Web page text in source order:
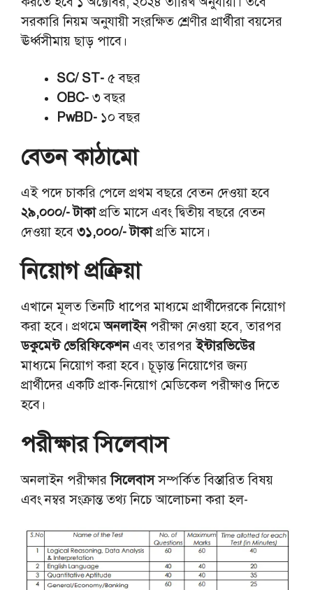
সরকারি নিয়ম অনুযায়ী সংরক্ষিত শ্রেণীর প্রার্থীরা বয়সের
ঊর্ধ্বসীমায় ছাড় পাবে।
SC/ ST- ৫ বছর
OBC- ৩ বছর
PwBD- ১০ বছর
বেতন কাঠামো
এই পদে চাকরি পেলে প্রথম বছরে বেতন দেওয়া হবে
২৯,০০০/- টাকাপ্রতি মাসে এবং দ্বিতীয় বছরে বেতন
দেওয়া হবে ৩১,০০০/- টাকাপ্রতি মাসে।
নিয়োগ প্রক্রিয়া
এখানে মূলত তিনটি ধাপের মাধ্যমে প্রার্থীদেরকে নিয়োগ
করা হবে। প্রথমেঅনলাইনপরীক্ষা নেওয়া হবে, তারপর
ডকুমেন্ট ভেরিফিকেশনএবং তারপরইন্টারভিউের
মাধ্যমে নিয়োগ করা হবে। চূড়ান্ত নিয়োগের জন্য
প্রার্থীদের একটি প্রাক-নিয়োগ মেডিকেল পরীক্ষাও দিতে
হবে।
পরীক্ষার সিলেবাস
অনলাইন পরীক্ষারসিলেবাসসম্পর্কিত বিস্তারিত বিষয়
এবং নম্বর সংক্রান্ত তথ্য নিচে আলোচনা করা হল-